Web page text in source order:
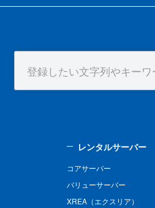
レンタルサーバー
コアサーバー
バリューサーバー
XREA（エクスリア）